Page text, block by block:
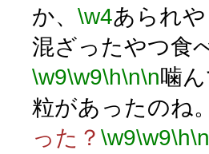
か、 \w4あられ
混ざったやつ食
\w9\w9\h\n\n噛
粒があったのね
った？ \w9\w9\h\n